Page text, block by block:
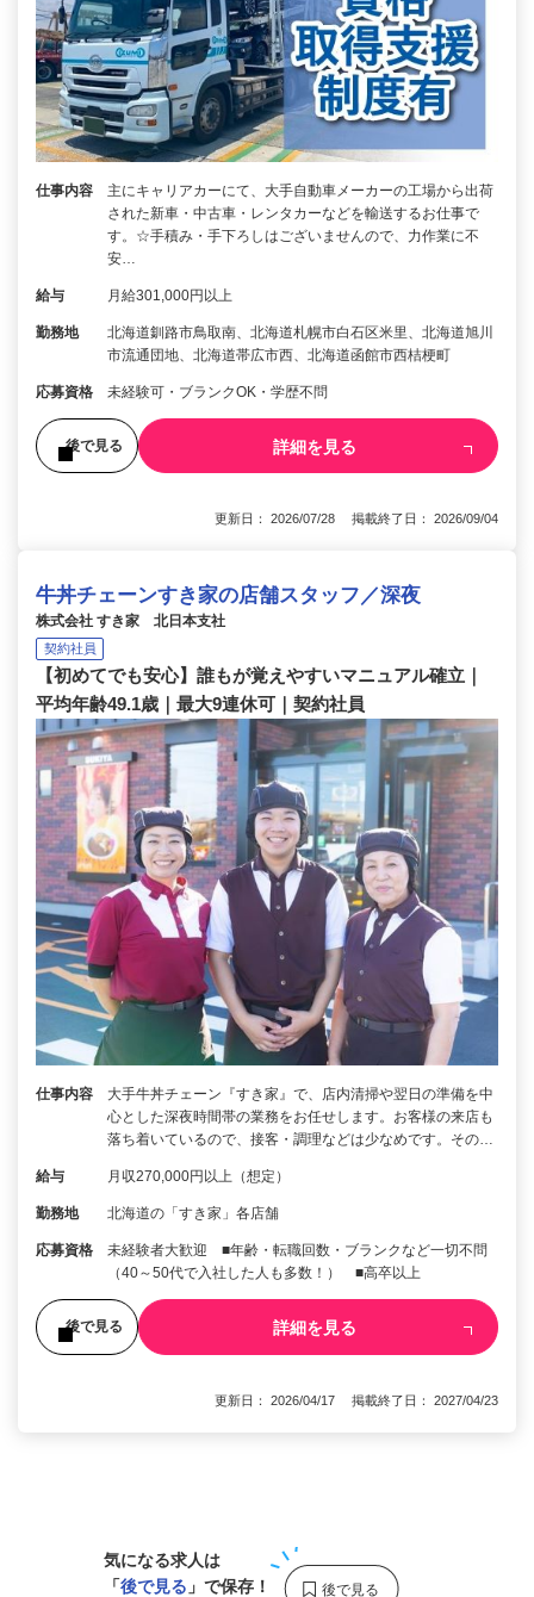
仕事内容
主にキャリアカーにて、大手自動車メーカーの工場から出荷
された新車・中古車・レンタカーなどを輸送するお仕事で
す。☆手積み・手下ろしはございませんので、力作業に不
安…
給与 月給301,000円以上
勤務地
北海道釧路市鳥取南、北海道札幌市白石区米里、北海道旭川
市流通団地、北海道帯広市西、北海道函館市西桔梗町
応募資格 未経験可・ブランクOK・学歴不問
後で見る 詳細を見る
更新日： 2026/07/28 掲載終了日： 2026/09/04
牛丼チェーンすき家の店舗スタッフ／深夜
株式会社 すき家 北日本支社
契約社員
【初めてでも安心】誰もが覚えやすいマニュアル確立｜
平均年齢49.1歳｜最大9連休可｜契約社員
仕事内容
大手牛丼チェーン『すき家』で、店内清掃や翌日の準備を中
心とした深夜時間帯の業務をお任せします。お客様の来店も
落ち着いているので、接客・調理などは少なめです。その…
給与 月収270,000円以上（想定）
勤務地 北海道の「すき家」各店舗
応募資格
未経験者大歓迎 ■年齢・転職回数・ブランクなど一切不問
（40～50代で入社した人も多数！） ■高卒以上
後で見る 詳細を見る
更新日： 2026/04/17 掲載終了日： 2027/04/23
気になる求人は
「後で見る 」で保存！